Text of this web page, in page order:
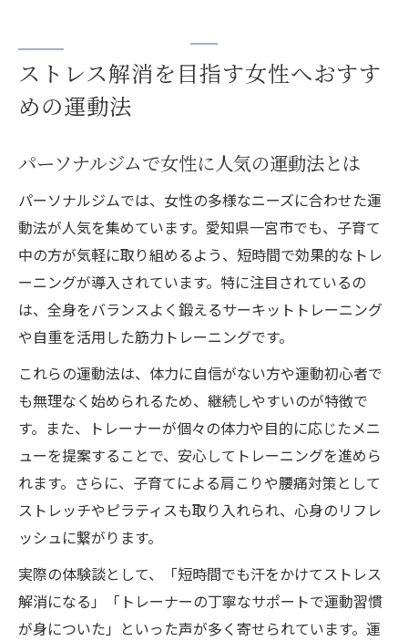
ストレス解消を目指す女性へおすす
めの運動法
パーソナルジムで女性に人気の運動法とは
パーソナルジムでは、女性の多様なニーズに合わせた運
動法が人気を集めています。愛知県一宮市でも、子育て
中の方が気軽に取り組めるよう、短時間で効果的なトレ
ーニングが導入されています。特に注目されているの
は、全身をバランスよく鍛えるサーキットトレーニング
や自重を活用した筋力トレーニングです。
これらの運動法は、体力に自信がない方や運動初心者で
も無理なく始められるため、継続しやすいのが特徴で
す。また、トレーナーが個々の体力や目的に応じたメニ
ューを提案することで、安心してトレーニングを進めら
れます。さらに、子育てによる肩こりや腰痛対策として
ストレッチやピラティスも取り入れられ、心身のリフレ
ッシュに繋がります。
実際の体験談として、「短時間でも汗をかけてストレス
解消になる」「トレーナーの丁寧なサポートで運動習慣
が身についた」といった声が多く寄せられています。運